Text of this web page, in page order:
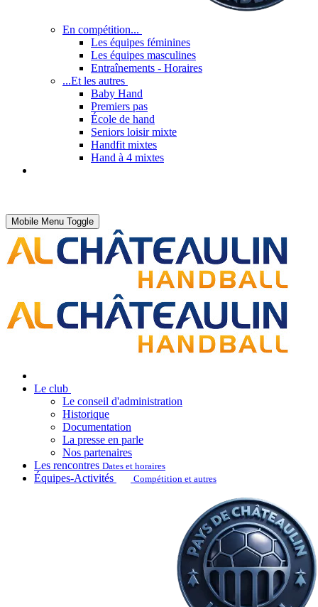
En compétition...
Les équipes féminines
Les équipes masculines
Entraînements - Horaires
...Et les autres
Baby Hand
Premiers pas
École de hand
Seniors loisir mixte
Handfit mixtes
Hand à 4 mixtes
Mobile Menu Toggle
Le club
Le conseil d'administration
Historique
Documentation
La presse en parle
Nos partenaires
Les rencontres Dates et horaires
Équipes-Activités Compétition et autres